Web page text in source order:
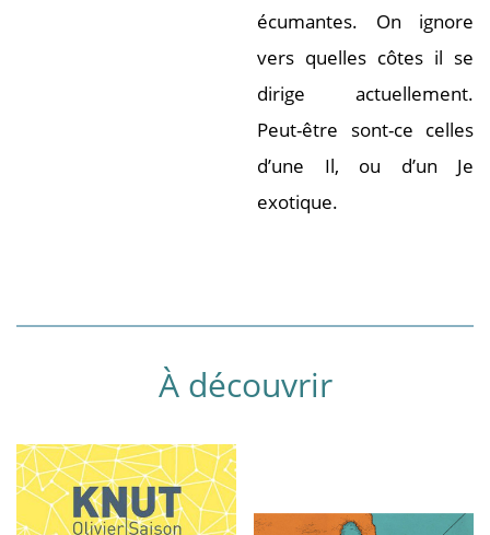
écumantes. On ignore
vers quelles côtes il se
dirige actuellement.
Peut-être sont-ce celles
d’une Il, ou d’un Je
exotique.
À découvrir